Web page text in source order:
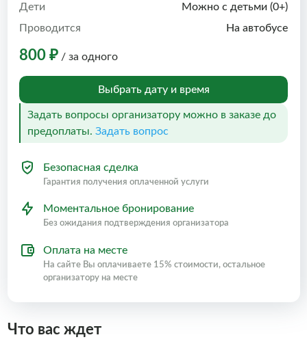
Дети
Можно с детьми (0+)
Проводится
На автобусе
800 ₽ / за одного
Выбрать дату и время
Задать вопросы организатору можно в заказе до
предоплаты. Задать вопрос
Безопасная сделка
Гарантия получения оплаченной услуги
Моментальное бронирование
Без ожидания подтверждения организатора
Оплата на месте
На сайте Вы оплачиваете 15% стоимости, остальное
организатору на месте
Что вас ждет